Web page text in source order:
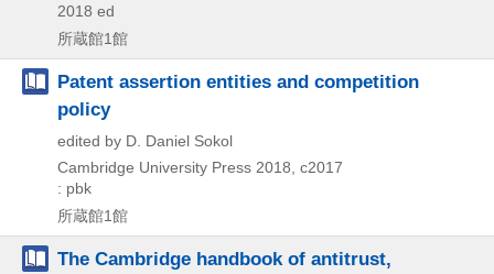
2018 ed
所蔵館1館
Patent assertion entities and competition
policy
edited by D. Daniel Sokol
Cambridge University Press 2018, c2017
: pbk
所蔵館1館
The Cambridge handbook of antitrust,